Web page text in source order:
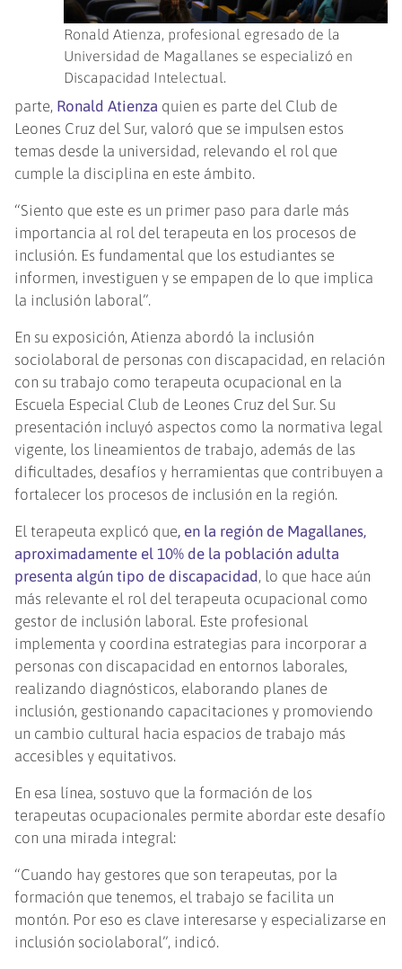
Ronald Atienza, profesional egresado de la
Universidad de Magallanes se especializó en
Discapacidad Intelectual.
parte, Ronald Atienza quien es parte del Club de
Leones Cruz del Sur, valoró que se impulsen estos
temas desde la universidad, relevando el rol que
cumple la disciplina en este ámbito.
“Siento que este es un primer paso para darle más
importancia al rol del terapeuta en los procesos de
inclusión. Es fundamental que los estudiantes se
informen, investiguen y se empapen de lo que implica
la inclusión laboral”.
En su exposición, Atienza abordó la inclusión
sociolaboral de personas con discapacidad, en relación
con su trabajo como terapeuta ocupacional en la
Escuela Especial Club de Leones Cruz del Sur. Su
presentación incluyó aspectos como la normativa legal
vigente, los lineamientos de trabajo, además de las
dificultades, desafíos y herramientas que contribuyen a
fortalecer los procesos de inclusión en la región.
El terapeuta explicó que, en la región de Magallanes,
aproximadamente el 10% de la población adulta
presenta algún tipo de discapacidad, lo que hace aún
más relevante el rol del terapeuta ocupacional como
gestor de inclusión laboral. Este profesional
implementa y coordina estrategias para incorporar a
personas con discapacidad en entornos laborales,
realizando diagnósticos, elaborando planes de
inclusión, gestionando capacitaciones y promoviendo
un cambio cultural hacia espacios de trabajo más
accesibles y equitativos.
En esa línea, sostuvo que la formación de los
terapeutas ocupacionales permite abordar este desafío
con una mirada integral:
“Cuando hay gestores que son terapeutas, por la
formación que tenemos, el trabajo se facilita un
montón. Por eso es clave interesarse y especializarse en
inclusión sociolaboral”, indicó.